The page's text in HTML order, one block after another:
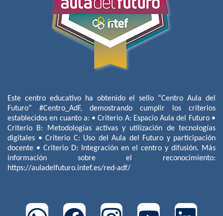
Este centro educativo ha obtenido el sello “Centro Aula del
Futuro” #Centro_AdF, demostrando cumplir los criterios
establecidos en cuanto a: • Criterio A: Espacio Aula del Futuro •
Criterio B: Metodologías activas y utilización de tecnologías
digitales • Criterio C: Uso del Aula del Futuro y participación
docente • Criterio D: Integración en el centro y difusión. Más
información sobre el reconocimiento:
https://auladelfuturo.intef.es/red-adf/